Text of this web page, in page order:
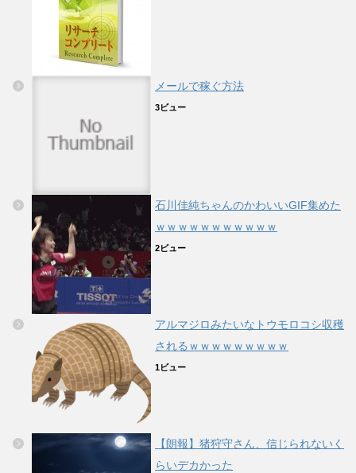
メールで稼ぐ方法
3ビュー
石川佳純ちゃんのかわいいGIF集めた
ｗｗｗｗｗｗｗｗｗｗｗ
2ビュー
アルマジロみたいなトウモロコシ収穫
されるｗｗｗｗｗｗｗｗｗ
1ビュー
【朗報】猪狩守さん、信じられないく
らいデカかった